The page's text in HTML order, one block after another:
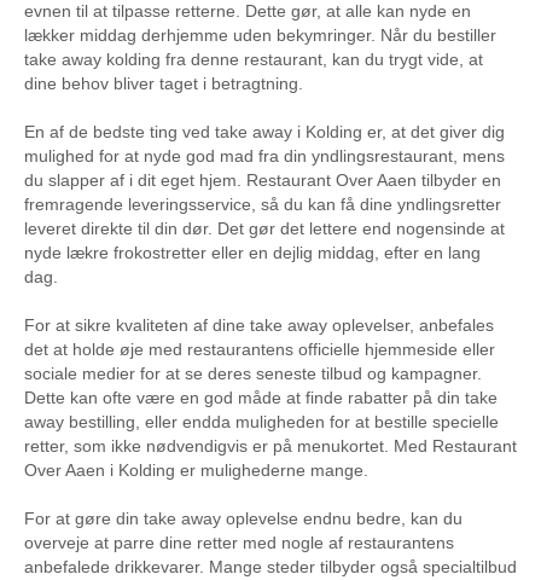
evnen til at tilpasse retterne. Dette gør, at alle kan nyde en
lækker middag derhjemme uden bekymringer. Når du bestiller
take away kolding fra denne restaurant, kan du trygt vide, at
dine behov bliver taget i betragtning.
En af de bedste ting ved take away i Kolding er, at det giver dig
mulighed for at nyde god mad fra din yndlingsrestaurant, mens
du slapper af i dit eget hjem. Restaurant Over Aaen tilbyder en
fremragende leveringsservice, så du kan få dine yndlingsretter
leveret direkte til din dør. Det gør det lettere end nogensinde at
nyde lækre frokostretter eller en dejlig middag, efter en lang
dag.
For at sikre kvaliteten af dine take away oplevelser, anbefales
det at holde øje med restaurantens officielle hjemmeside eller
sociale medier for at se deres seneste tilbud og kampagner.
Dette kan ofte være en god måde at finde rabatter på din take
away bestilling, eller endda muligheden for at bestille specielle
retter, som ikke nødvendigvis er på menukortet. Med Restaurant
Over Aaen i Kolding er mulighederne mange.
For at gøre din take away oplevelse endnu bedre, kan du
overveje at parre dine retter med nogle af restaurantens
anbefalede drikkevarer. Mange steder tilbyder også specialtilbud